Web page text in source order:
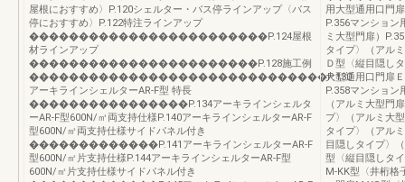
屋根におすすめ〉P.120シェルター・バス停ラインアップ〈バス
停におすすめ〉P.122特注ラインアップ
������������������������P.124屋根
材ラインアップ
�����������������������P.128施工例
������������������������������P.130
アーキラインシェルターAR-F型 特長
����������������P.134アーキラインシェルタ
ーAR-F型600N/㎡両支持仕様P.140アーキラインシェルターAR-F
型600N/㎡両支持仕様サイドパネル付き
�������������P.141アーキラインシェルターAR-F
型600N/㎡片支持仕様P.144アーキラインシェルターAR-F型
600N/㎡片支持仕様サイドパネル付き
用大型通用口門
P.356マンション
ミ大型門扉）
タイプ〉（アル
Ｄ型〈縦目隠し
大型通用口門扉
P.358マンション
（アルミ大型門
プ〉（アルミ大
タイプ〉（アル
目隠しタイプ〉
型〈縦目隠しタ
M-KK型〈井桁格